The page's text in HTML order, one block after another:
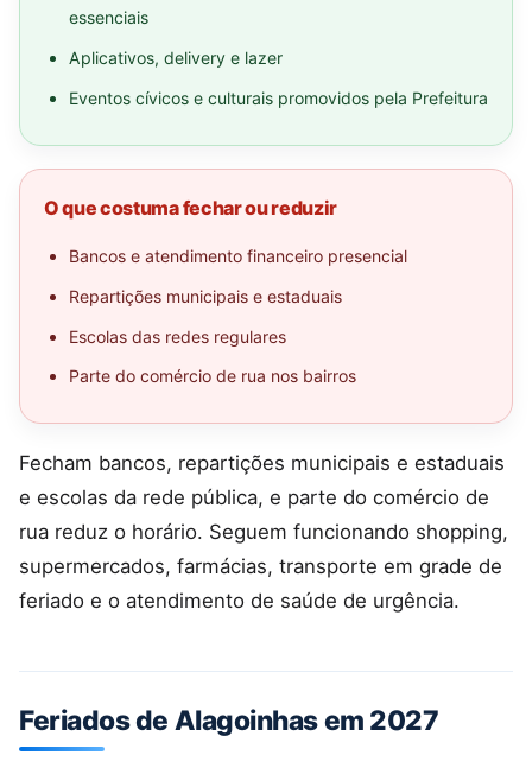
essenciais
Aplicativos, delivery e lazer
Eventos cívicos e culturais promovidos pela Prefeitura
O que costuma fechar ou reduzir
Bancos e atendimento financeiro presencial
Repartições municipais e estaduais
Escolas das redes regulares
Parte do comércio de rua nos bairros
Fecham bancos, repartições municipais e estaduais
e escolas da rede pública, e parte do comércio de
rua reduz o horário. Seguem funcionando shopping,
supermercados, farmácias, transporte em grade de
feriado e o atendimento de saúde de urgência.
Feriados de Alagoinhas em 2027